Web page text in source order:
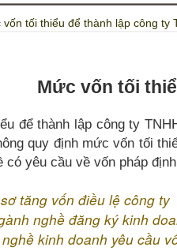
vốn tối thiểu để thành lập công ty
Mức vốn tối
để thành lập công ty
quy định mức vốn tối
có yêu cầu về vốn pháp
tăng vốn điều lệ công ty
nghề đăng ký kinh
kinh doanh yêu cầu